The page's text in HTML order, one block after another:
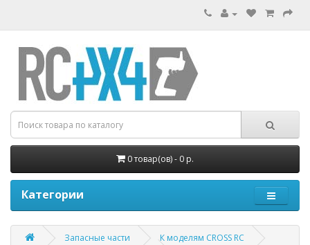
0 товар(ов) - 0 р.
Категории
Запасные части
К моделям CROSS RC